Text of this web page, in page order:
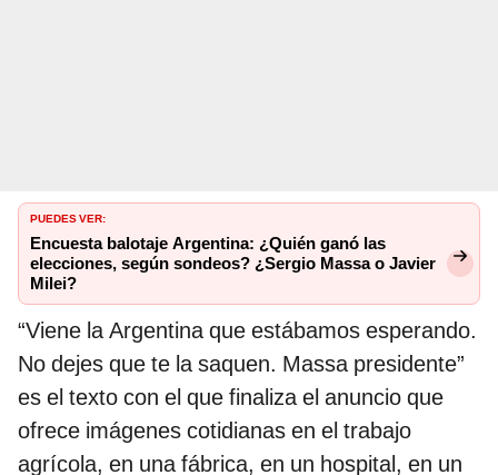
PUEDES VER:
Encuesta balotaje Argentina: ¿Quién ganó las
elecciones, según sondeos? ¿Sergio Massa o Javier
Milei?
“Viene la Argentina que estábamos esperando.
No dejes que te la saquen. Massa presidente”
es el texto con el que finaliza el anuncio que
ofrece imágenes cotidianas en el trabajo
agrícola, en una fábrica, en un hospital, en un